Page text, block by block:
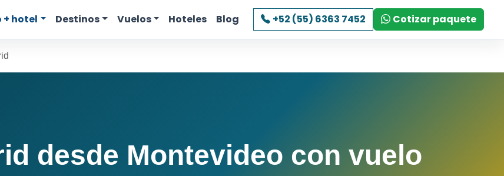
+ hotel Destinos Vuelos Hoteles Blog +52 (55) 6363 7452 Cotizar paquete
desde Montevideo con vuelo